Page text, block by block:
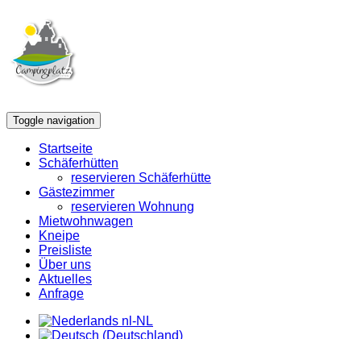
Toggle navigation
Startseite
Schäferhütten
reservieren Schäferhütte
Gästezimmer
reservieren Wohnung
Mietwohnwagen
Kneipe
Preisliste
Über uns
Aktuelles
Anfrage